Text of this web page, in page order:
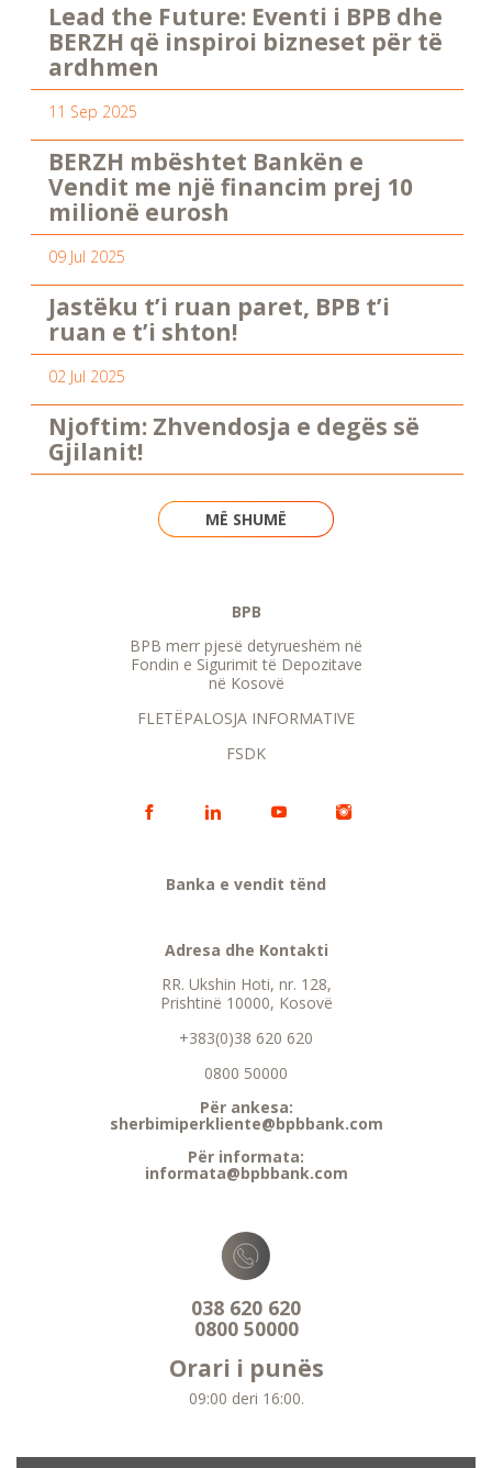
Lead the Future: Eventi i BPB dhe
BERZH që inspiroi bizneset për të
ardhmen
11 Sep 2025
BERZH mbështet Bankën e
Vendit me një financim prej 10
milionë eurosh
09 Jul 2025
Jastëku t’i ruan paret, BPB t’i
ruan e t’i shton!
02 Jul 2025
Njoftim: Zhvendosja e degës së
Gjilanit!
MË SHUMË
BPB
BPB merr pjesë detyrueshëm në
Fondin e Sigurimit të Depozitave
në Kosovë
FLETËPALOSJA INFORMATIVE
FSDK
Banka e vendit tënd
Adresa dhe Kontakti
RR. Ukshin Hoti, nr. 128,
Prishtinë 10000, Kosovë
+383(0)38 620 620
0800 50000
Për ankesa:
sherbimiperkliente@bpbbank.com
Për informata:
informata@bpbbank.com
038 620 620
0800 50000
Orari i punës
09:00 deri 16:00.